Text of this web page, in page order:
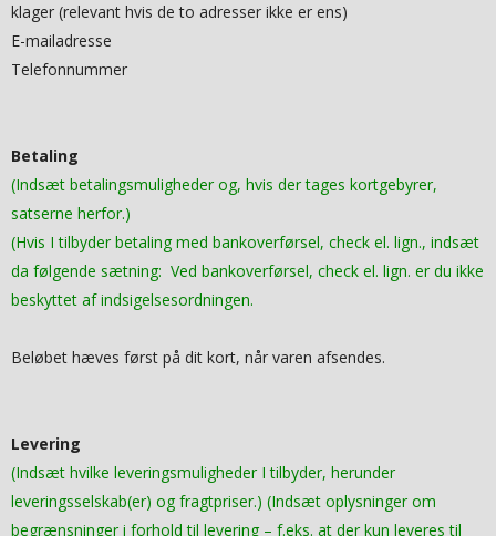
klager (relevant hvis de to adresser ikke er ens)
E-mailadresse
Telefonnummer
Betaling
(Indsæt betalingsmuligheder og, hvis der tages kortgebyrer,
satserne herfor.)
(Hvis I tilbyder betaling med bankoverførsel, check el. lign., indsæt
da følgende sætning: Ved bankoverførsel, check el. lign. er du ikke
beskyttet af indsigelsesordningen.
Beløbet hæves først på dit kort, når varen afsendes.
Levering
(Indsæt hvilke leveringsmuligheder I tilbyder, herunder
leveringsselskab(er) og fragtpriser.) (Indsæt oplysninger om
begrænsninger i forhold til levering – f.eks. at der kun leveres til